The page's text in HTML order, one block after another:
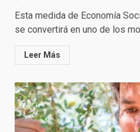
Esta medida de Economía
se convertirá en uno de los
Leer Más